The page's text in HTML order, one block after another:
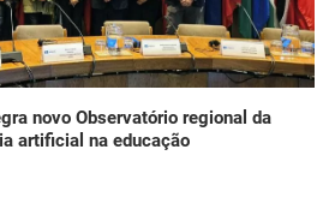
novo Observatório regional da
artificial na educação